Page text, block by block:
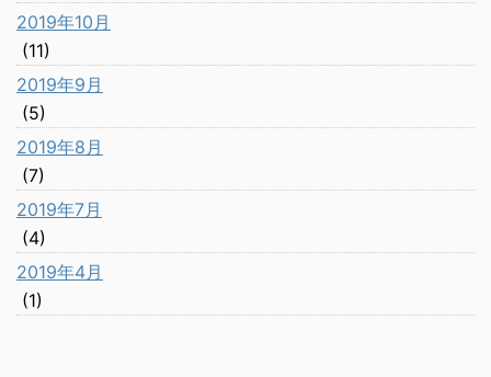
2019年10月
(11)
2019年9月
(5)
2019年8月
(7)
2019年7月
(4)
2019年4月
(1)